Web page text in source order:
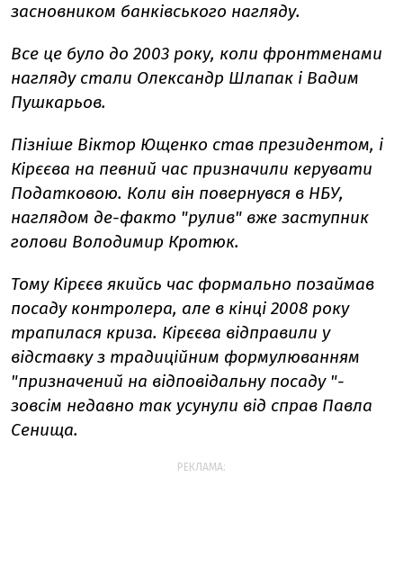
засновником банківського нагляду.
Все це було до 2003 року, коли фронтменами
нагляду стали Олександр Шлапак і Вадим
Пушкарьов.
Пізніше Віктор Ющенко став президентом, і
Кірєєва на певний час призначили керувати
Податковою. Коли він повернувся в НБУ,
наглядом де-факто "рулив" вже заступник
голови Володимир Кротюк.
Тому Кірєєв якийсь час формально позаймав
посаду контролера, але в кінці 2008 року
трапилася криза. Кірєєва відправили у
відставку з традиційним формулюванням
"призначений на відповідальну посаду "-
зовсім недавно так усунули від справ Павла
Сенища.
РЕКЛАМА: